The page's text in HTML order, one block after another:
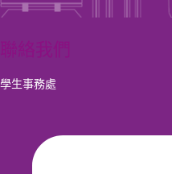
學生事務處